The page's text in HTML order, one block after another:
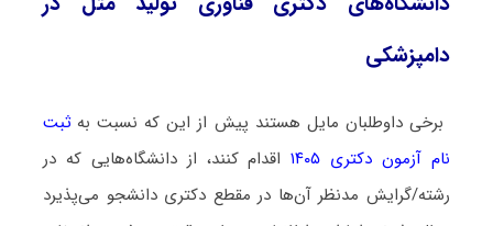
داﻣﭙﺰشکی
برخی داوطلبان مایل هستند پیش از این که نسبت به ثبت
نام آزمون دکتری ۱۴۰۵
اقدام کنند، از دانشگاه‌هایی که در
رشته/گرایش مدنظر آن‌ها در مقطع دکتری دانشجو می‌پذیرد